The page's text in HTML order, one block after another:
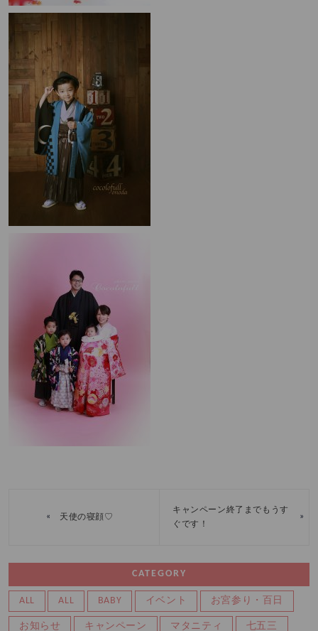
« 天使の寝顔♡
キャンペーン終了までもうす
ぐです！
»
CATEGORY
ALL ALL BABY イベント お宮参り・百日
お知らせ キャンペーン マタニティ 七五三